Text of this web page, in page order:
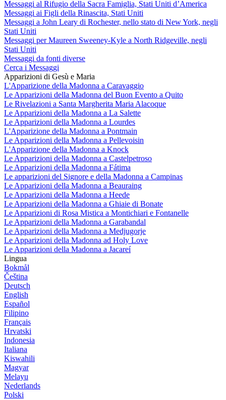
Messaggi al Rifugio della Sacra Famiglia, Stati Uniti d’America
Messaggi ai Figli della Rinascita, Stati Uniti
Messaggi a John Leary di Rochester, nello stato di New York, negli
Stati Uniti
Messaggi per Maureen Sweeney-Kyle a North Ridgeville, negli
Stati Uniti
Messaggi da fonti diverse
Cerca i Messaggi
Apparizioni di Gesù e Maria
L'Apparizione della Madonna a Caravaggio
Le Apparizioni della Madonna del Buon Evento a Quito
Le Rivelazioni a Santa Margherita Maria Alacoque
Le Apparizioni della Madonna a La Salette
Le Apparizioni della Madonna a Lourdes
L'Apparizione della Madonna a Pontmain
Le Apparizioni della Madonna a Pellevoisin
L'Apparizione della Madonna a Knock
Le Apparizioni della Madonna a Castelpetroso
Le Apparizioni della Madonna a Fátima
Le apparizioni del Signore e della Madonna a Campinas
Le Apparizioni della Madonna a Beauraing
Le Apparizioni della Madonna a Heede
Le Apparizioni della Madonna a Ghiaie di Bonate
Le Apparizioni di Rosa Mistica a Montichiari e Fontanelle
Le Apparizioni della Madonna a Garabandal
Le Apparizioni della Madonna a Medjugorje
Le Apparizioni della Madonna ad Holy Love
Le Apparizioni della Madonna a Jacareí
Lingua
Bokmål
Čeština
Deutsch
English
Español
Filipino
Français
Hrvatski
Indonesia
Italiana
Kiswahili
Magyar
Melayu
Nederlands
Polski